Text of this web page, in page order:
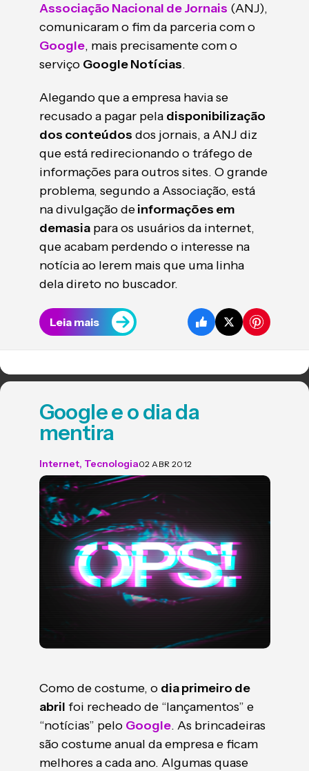
Associação Nacional de Jornais (ANJ),
comunicaram o fim da parceria com o
Google, mais precisamente com o
serviço Google Notícias.
Alegando que a empresa havia se
recusado a pagar pela disponibilização
dos conteúdos dos jornais, a ANJ diz
que está redirecionando o tráfego de
informações para outros sites. O grande
problema, segundo a Associação, está
na divulgação deinformações em
demasiapara os usuários da internet,
que acabam perdendo o interesse na
notícia ao lerem mais que uma linha
dela direto no buscador.
Leia mais
Google e o dia da
mentira
Internet, Tecnologia02 ABR 2012
Como de costume, o dia primeiro de
abril foi recheado de “lançamentos” e
“notícias” pelo Google. As brincadeiras
são costume anual da empresa e ficam
melhores a cada ano. Algumas quase